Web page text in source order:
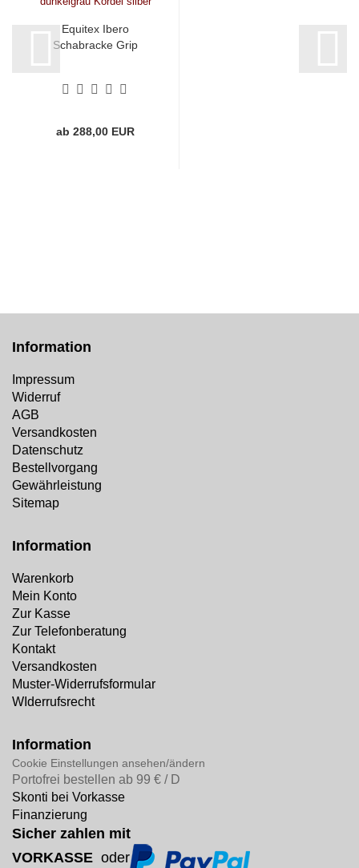
Equitex Ibero
Schabracke Grip
ab 288,00 EUR
Information
Impressum
Widerruf
AGB
Versandkosten
Datenschutz
Bestellvorgang
Gewährleistung
Sitemap
Information
Warenkorb
Mein Konto
Zur Kasse
Zur Telefonberatung
Kontakt
Versandkosten
Muster-Widerrufsformular
WIderrufsrecht
Information
Cookie Einstellungen ansehen/ändern
Portofrei bestellen ab 99 € / D
Skonti bei Vorkasse
Finanzierung
Sicher zahlen mit
VORKASSE oder